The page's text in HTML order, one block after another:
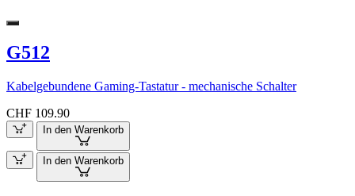
G512
Kabelgebundene Gaming-Tastatur - mechanische Schalter
CHF 109.90
In den Warenkorb
In den Warenkorb